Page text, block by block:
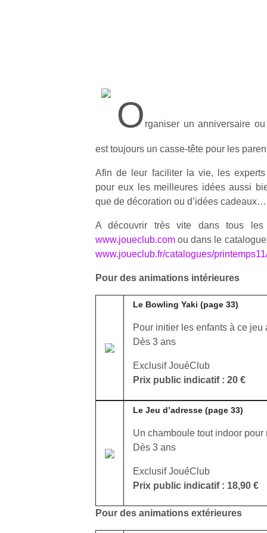
O rganiser un anniversaire
est toujours un casse-tête pour les
Afin de leur faciliter la vie, les
pour eux les meilleures idées aussi
que de décoration ou d’idées cadeaux…
A découvrir très vite dans tous les
www.joueclub.com ou dans le
www.joueclub.fr/catalogues/
Pour des animations intérieures
Le Bowling Yaki (page 33)
Pour initier les enfants à ce jeu
Dès 3 ans
Exclusif JouéClub
Prix public indicatif : 20 €
Le Jeu d’adresse (page 33)
Un chamboule tout indoor pour
Dès 3 ans
Exclusif JouéClub
Prix public indicatif : 18,90 €
Pour des animations extérieures